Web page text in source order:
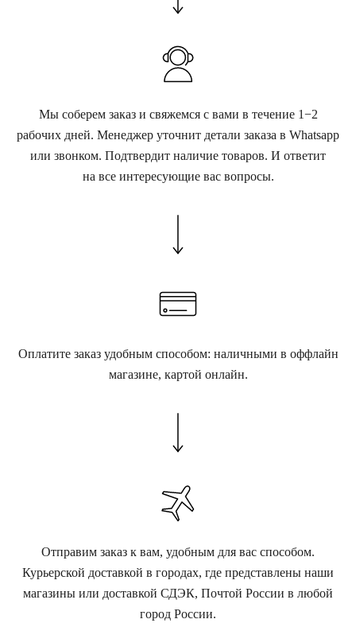
Мы соберем заказ и свяжемся с вами в течение 1−2
рабочих дней. Менеджер уточнит детали заказа в Whatsapp
или звонком. Подтвердит наличие товаров. И ответит
на все интересующие вас вопросы.
Оплатите заказ удобным способом: наличными в оффлайн
магазине, картой онлайн.
Отправим заказ к вам, удобным для вас способом.
Курьерской доставкой в городах, где представлены наши
магазины или доставкой СДЭК, Почтой России в любой
город России.